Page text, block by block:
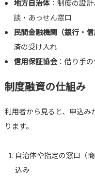
地方自治体 ：制度の設
談・あっせん窓口
民間金融機関（銀行・信
済の受け入れ
信用保証協会：借り手
制度融資の仕組み
利用者から見ると、申込
ります。
自治体や指定の窓口（
込み